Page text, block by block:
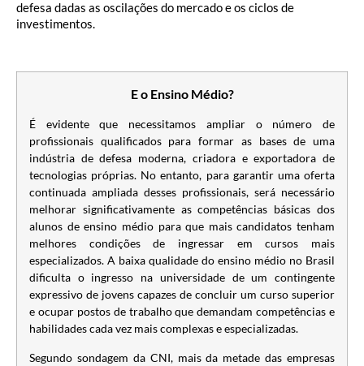
defesa dadas as oscilações do mercado e os ciclos de
investimentos.
E o Ensino Médio?
É evidente que necessitamos ampliar o número de
profissionais qualificados para formar as bases de uma
indústria de defesa moderna, criadora e exportadora de
tecnologias próprias. No entanto, para garantir uma oferta
continuada ampliada desses profissionais, será necessário
melhorar significativamente as competências básicas dos
alunos de ensino médio para que mais candidatos tenham
melhores condições de ingressar em cursos mais
especializados. A baixa qualidade do ensino médio no Brasil
dificulta o ingresso na universidade de um contingente
expressivo de jovens capazes de concluir um curso superior
e ocupar postos de trabalho que demandam competências e
habilidades cada vez mais complexas e especializadas.
Segundo sondagem da CNI, mais da metade das empresas